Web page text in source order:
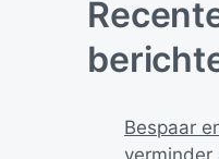
Bespaar
verminder